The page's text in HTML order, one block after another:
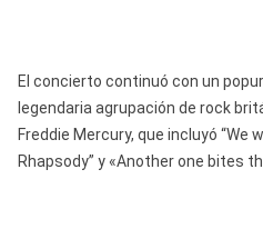
El concierto continuó con un
legendaria agrupación de rock
Freddie Mercury, que incluyó “We
Rhapsody” y «Another one bites